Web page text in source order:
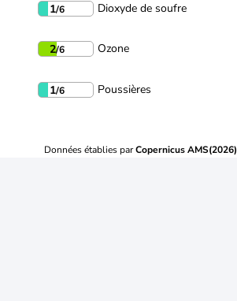
1/6 Dioxyde de soufre
2/6 Ozone
1/6 Poussières
Données établies parCopernicus AMS(2026)